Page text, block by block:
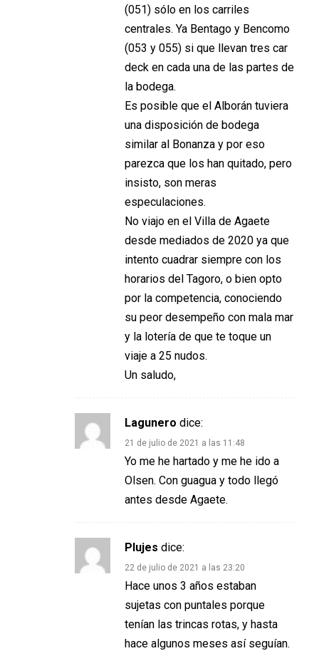
(051) sólo en los carriles
centrales. Ya Bentago y Bencomo
(053 y 055) si que llevan tres car
deck en cada una de las partes de
la bodega.
Es posible que el Alborán tuviera
una disposición de bodega
similar al Bonanza y por eso
parezca que los han quitado, pero
insisto, son meras
especulaciones.
No viajo en el Villa de Agaete
desde mediados de 2020 ya que
intento cuadrar siempre con los
horarios del Tagoro, o bien opto
por la competencia, conociendo
su peor desempeño con mala mar
y la lotería de que te toque un
viaje a 25 nudos.
Un saludo,
Lagunero dice:
21 de julio de 2021 a las 11:48
Yo me he hartado y me he ido a
Olsen. Con guagua y todo llegó
antes desde Agaete.
Plujes dice:
22 de julio de 2021 a las 23:20
Hace unos 3 años estaban
sujetas con puntales porque
tenían las trincas rotas, y hasta
hace algunos meses así seguían.